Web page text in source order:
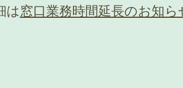
は窓口業務時間延長のお知ら